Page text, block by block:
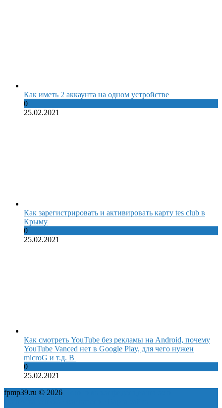
Как иметь 2 аккаунта на одном устройстве
0
25.02.2021
Как зарегистрировать и активировать карту tes club в
Крыму
0
25.02.2021
Как смотреть YouTube без рекламы на Android, почему
YouTube Vanced нет в Google Play, для чего нужен
microG и т.д. В
0
25.02.2021
fpmp39.ru © 2026